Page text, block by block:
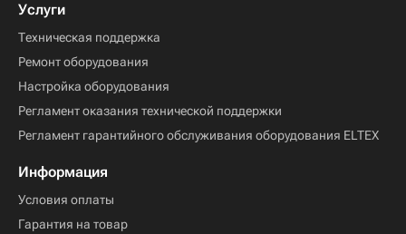
Услуги
Техническая поддержка
Ремонт оборудования
Настройка оборудования
Регламент оказания технической поддержки
Регламент гарантийного обслуживания оборудования ELTEX
Информация
Условия оплаты
Гарантия на товар